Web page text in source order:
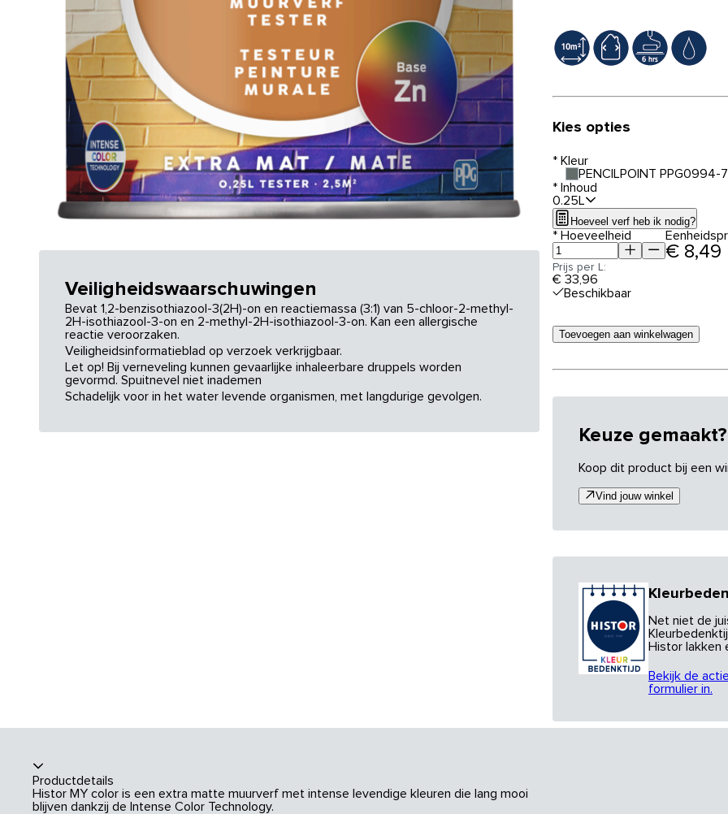
Veiligheidswaarschuwingen
Bevat 1,2-benzisothiazool-3(2H)-on en reactiemassa (3:1) van 5-chloor-2-methyl-
2H-isothiazool-3-on en 2-methyl-2H-isothiazool-3-on. Kan een allergische
reactie veroorzaken.
Veiligheidsinformatieblad op verzoek verkrijgbaar.
Let op! Bij verneveling kunnen gevaarlijke inhaleerbare druppels worden
gevormd. Spuitnevel niet inademen
Schadelijk voor in het water levende organismen, met langdurige gevolgen.
Kies opties
* Kleur
PENCILPOINT PPG0994-7
* Inhoud
0.25L
Hoeveel verf heb ik nodig?
* Hoeveelheid
€ 8,49
Prijs per L:
€ 33,96
Beschikbaar
Toevoegen aan winkelwagen
Keuze gemaakt?
Koop dit product bij een
Vind jouw winkel
Net niet de
Histor lakken
Bekijk de
formulier in.
Productdetails
Histor MY color is een extra matte muurverf met intense levendige kleuren die lang mooi
blijven dankzij de Intense Color Technology.